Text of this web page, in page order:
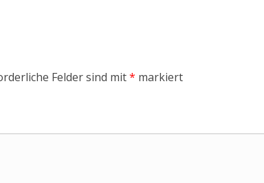
Felder sind mit* markiert